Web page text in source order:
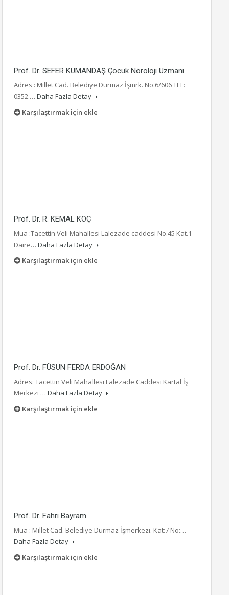
Prof. Dr. SEFER KUMANDAŞ Çocuk Nöroloji Uzmanı
Adres : Millet Cad. Belediye Durmaz İşmrk. No.6/606 TEL:
0352.… Daha Fazla Detay
Karşılaştırmak için ekle
Prof. Dr. R. KEMAL KOÇ
Mua :Tacettin Veli Mahallesi Lalezade caddesi No.45 Kat.1
Daire… Daha Fazla Detay
Karşılaştırmak için ekle
Prof. Dr. FÜSUN FERDA ERDOĞAN
Adres: Tacettin Veli Mahallesi Lalezade Caddesi Kartal İş
Merkezi … Daha Fazla Detay
Karşılaştırmak için ekle
Prof. Dr. Fahri Bayram
Mua : Millet Cad. Belediye Durmaz İşmerkezi. Kat:7 No:…
Daha Fazla Detay
Karşılaştırmak için ekle